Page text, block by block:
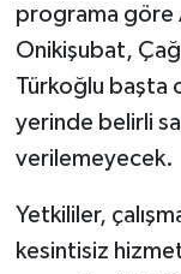
programa göre
Onikişubat,
Türkoğlu başta
yerinde belirli
verilemeyecek.
Yetkililer,
kesintisiz